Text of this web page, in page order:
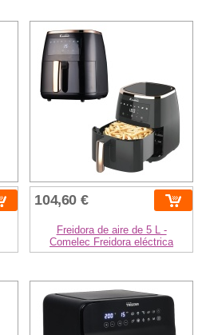
104,60 €
Freidora de aire de 5 L -
Comelec Freidora eléctrica